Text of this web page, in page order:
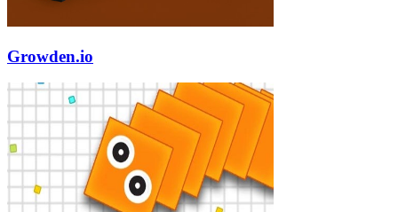
Growden.io